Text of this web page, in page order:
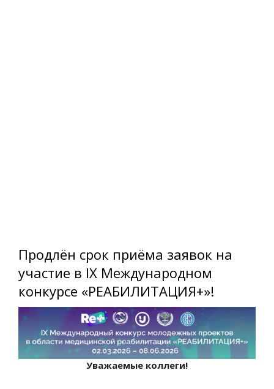
Продлён срок приёма заявок на
участие в IX Международном
конкурсе «РЕАБИЛИТАЦИЯ+»!
Уважаемые коллеги!